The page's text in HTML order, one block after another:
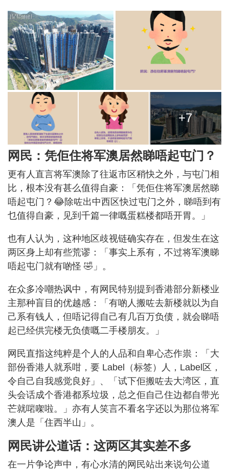
+7
网民：凭佢住将军澳居然睇唔起屯门？
更有人直言将军澳除了往返市区稍快之外，与屯门相
比，根本没有甚么值得自豪：「凭佢住将军澳居然睇
唔起屯门？😂除咗出中西区快过屯门之外，睇唔到有
乜值得自豪，见到千篇一律嘅蛋糕楼都唔开胃。」
也有人认为，这种地区歧视链确实存在，但发生在这
两区身上却有些荒谬：「事实上系有，不过将军澳睇
唔起屯门就有啲怪 🤣」。
在众多冷嘲热讽中，有网民特别提到香港部分新楼业
主那种盲目的优越感：「有啲人搬咗去新楼就以为自
己系有钱人，但唔记得自己有几百万负债，就会睇唔
起已经供完楼无负债嘅二手楼朋友。」
网民直指这纯粹是个人的人品和自卑心态作祟：「大
部份香港人就系咁，要 Label（标签）人，Label区，
令自己自我感觉良好」、「试下佢搬咗去大湾区，直
头会话成个香港都系垃圾，总之佢自己住边都自带光
芒就啱㗎啦。」亦有人笑言不看名字还以为那位将军
澳人是「住西半山」。
网民讲公道话：这两区其实差不多
在一片争论声中，有心水清的网民站出来说句公道